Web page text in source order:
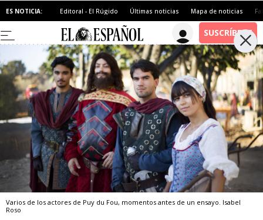
ES NOTICIA: Editoral - El Rúgido Últimas noticias Mapa de noticias
Varios de los actores de Puy du Fou, momentos antes de un ensayo. Isabel
Roso